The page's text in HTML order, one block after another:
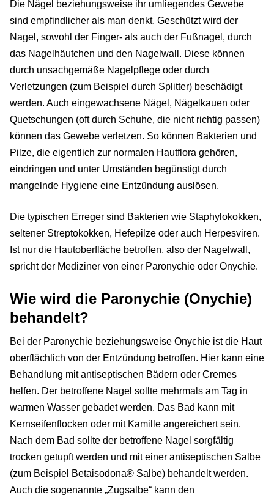
Die Nägel beziehungsweise ihr umliegendes Gewebe
sind empfindlicher als man denkt. Geschützt wird der
Nagel, sowohl der Finger- als auch der Fußnagel, durch
das Nagelhäutchen und den Nagelwall. Diese können
durch unsachgemäße Nagelpflege oder durch
Verletzungen (zum Beispiel durch Splitter) beschädigt
werden. Auch eingewachsene Nägel, Nägelkauen oder
Quetschungen (oft durch Schuhe, die nicht richtig passen)
können das Gewebe verletzen. So können Bakterien und
Pilze, die eigentlich zur normalen Hautflora gehören,
eindringen und unter Umständen begünstigt durch
mangelnde Hygiene eine Entzündung auslösen.
Die typischen Erreger sind Bakterien wie Staphylokokken,
seltener Streptokokken, Hefepilze oder auch Herpesviren.
Ist nur die Hautoberfläche betroffen, also der Nagelwall,
spricht der Mediziner von einer Paronychie oder Onychie.
Wie wird die Paronychie (Onychie)
behandelt?
Bei der Paronychie beziehungsweise Onychie ist die Haut
oberflächlich von der Entzündung betroffen. Hier kann eine
Behandlung mit antiseptischen Bädern oder Cremes
helfen. Der betroffene Nagel sollte mehrmals am Tag in
warmen Wasser gebadet werden. Das Bad kann mit
Kernseifenflocken oder mit Kamille angereichert sein.
Nach dem Bad sollte der betroffene Nagel sorgfältig
trocken getupft werden und mit einer antiseptischen Salbe
(zum Beispiel Betaisodona® Salbe) behandelt werden.
Auch die sogenannte „Zugsalbe“ kann den